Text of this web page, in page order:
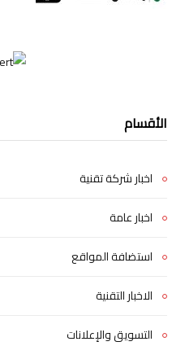
الأقسام
اخبار شركة تقنية
اخبار عامة
استضافة المواقع
الاخبار التقنية
التسويق والإعلانات